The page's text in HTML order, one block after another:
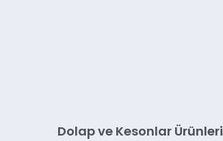
Dolap ve Kesonlar Ürünleri